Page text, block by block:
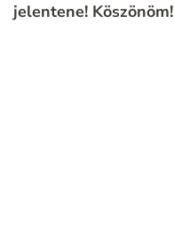
jelentene! Köszönöm!